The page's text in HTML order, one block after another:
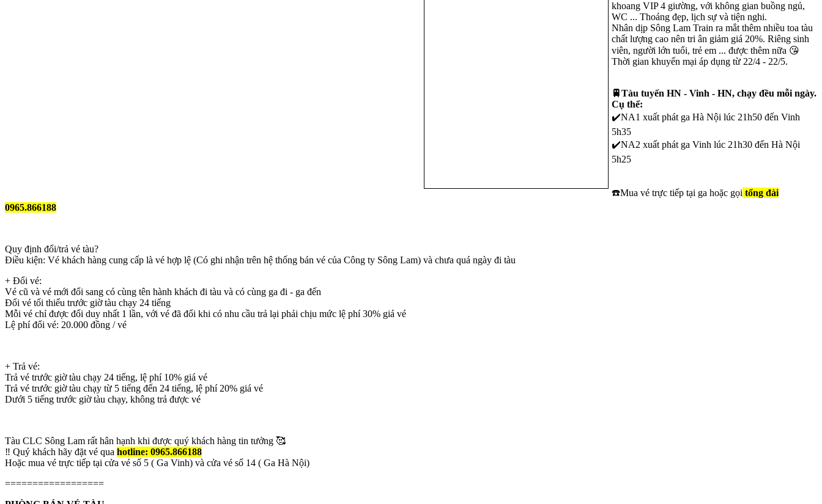
khoang VIP 4 giường, với không gian buồng ngủ,
WC ... Thoáng đẹp, lịch sự và tiện nghi.
Nhân dịp Sông Lam Train ra mắt thêm nhiều toa tàu
chất lượng cao nên tri ân giảm giá 20%. Riêng sinh
viên, người lớn tuổi, trẻ em ... được thêm nữa 😘
Thời gian khuyến mại áp dụng từ 22/4 - 22/5.
🚆Tàu tuyến HN - Vinh - HN, chạy đều mỗi ngày.
Cụ thể:
✔️NA1 xuất phát ga Hà Nội lúc 21h50 đến Vinh
5h35
✔️NA2 xuất phát ga Vinh lúc 21h30 đến Hà Nội
5h25
☎️Mua vé trực tiếp tại ga hoặc gọi tổng đài
0965.866188
Quy định đổi/trả vé tàu?
Điều kiện: Vé khách hàng cung cấp là vé hợp lệ (Có ghi nhận trên hệ thống bán vé của Công ty Sông Lam) và chưa quá ngày đi tàu
+ Đổi vé:
Vé cũ và vé mới đổi sang có cùng tên hành khách đi tàu và có cùng ga đi - ga đến
Đổi vé tối thiểu trước giờ tàu chạy 24 tiếng
Mỗi vé chỉ được đổi duy nhất 1 lần, với vé đã đổi khi có nhu cầu trả lại phải chịu mức lệ phí 30% giá vé
Lệ phí đổi vé: 20.000 đồng / vé
+ Trả vé:
Trả vé trước giờ tàu chạy 24 tiếng, lệ phí 10% giá vé
Trả vé trước giờ tàu chạy từ 5 tiếng đến 24 tiếng, lệ phí 20% giá vé
Dưới 5 tiếng trước giờ tàu chạy, không trả được vé
Tàu CLC Sông Lam rất hân hạnh khi được quý khách hàng tin tưởng 🥰
‼️ Quý khách hãy đặt vé qua hotline: 0965.866188
Hoặc mua vé trực tiếp tại cửa vé số 5 ( Ga Vinh) và cửa vé số 14 ( Ga Hà Nội)
==================